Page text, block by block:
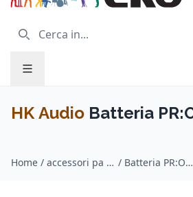
HK Audio Batteria
Home / accessori pa system / HK Audio / Batteria PR:O MOVE 8